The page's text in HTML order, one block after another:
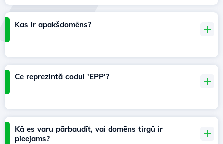
Kas ir apakšdomēns?
Ce reprezintă codul 'EPP'?
Kā es varu pārbaudīt, vai domēns tirgū ir
pieejams?